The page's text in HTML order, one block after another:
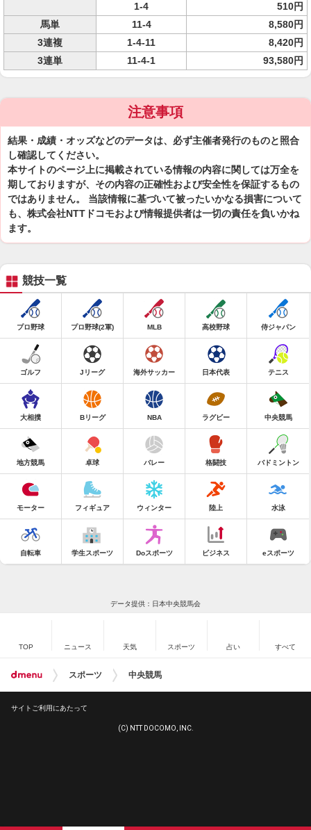
1-4
510円
馬単
11-4
8,580円
3連複
1-4-11
8,420円
3連単
11-4-1 93,580円
注意事項
結果・成績・オッズなどのデータは、必ず主催者発行のものと照合
し確認してください。
本サイトのページ上に掲載されている情報の内容に関しては万全を
期しておりますが、その内容の正確性および安全性を保証するもの
ではありません。 当該情報に基づいて被ったいかなる損害について
も、株式会社NTTドコモおよび情報提供者は一切の責任を負いかね
ます。
競技一覧
プロ野球 プロ野球(2軍) MLB 高校野球 侍ジャパン
ゴルフ Jリーグ 海外サッカー 日本代表 テニス
大相撲 Bリーグ NBA ラグビー 中央競馬
地方競馬 卓球 バレー 格闘技 バドミントン
モーター フィギュア ウィンター 陸上 水泳
自転車 学生スポーツ Doスポーツ ビジネス eスポーツ
データ提供：日本中央競馬会
TOP ニュース 天気 スポーツ 占い すべて
スポーツ 中央競馬
サイトご利用にあたって
(C) NTT DOCOMO, INC.